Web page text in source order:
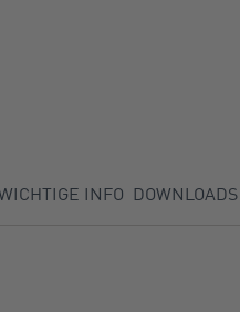
INFO DOWNLOADS